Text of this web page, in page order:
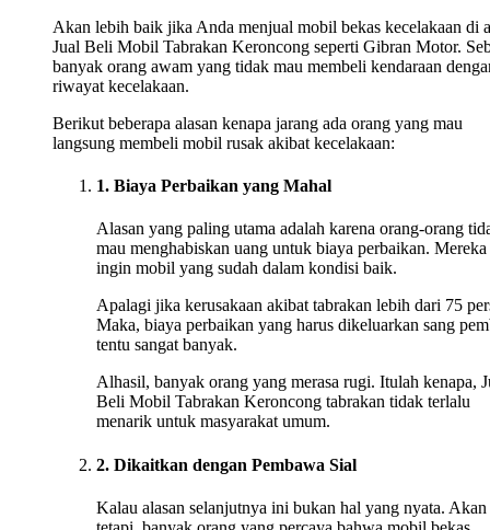
Akan lebih baik jika Anda menjual mobil bekas kecelakaan di
Jual Beli Mobil Tabrakan Keroncong seperti Gibran Motor.
banyak orang awam yang tidak mau membeli kendaraan
riwayat kecelakaan.
Berikut beberapa alasan kenapa jarang ada orang yang mau
langsung membeli mobil rusak akibat kecelakaan:
1. Biaya Perbaikan yang Mahal
Alasan yang paling utama adalah karena orang-orang
mau menghabiskan uang untuk biaya perbaikan. Mereka
ingin mobil yang sudah dalam kondisi baik.
Apalagi jika kerusakaan akibat tabrakan lebih dari 75
Maka, biaya perbaikan yang harus dikeluarkan sang
tentu sangat banyak.
Alhasil, banyak orang yang merasa rugi. Itulah kenapa,
Beli Mobil Tabrakan Keroncong tabrakan tidak terlalu
menarik untuk masyarakat umum.
2. Dikaitkan dengan Pembawa Sial
Kalau alasan selanjutnya ini bukan hal yang nyata. Akan